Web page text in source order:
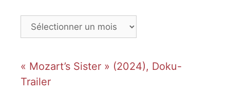
Archives
« Mozart’s Sister » (2024), Doku-
Trailer